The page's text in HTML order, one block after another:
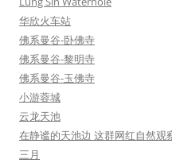
华欣火车站
佛系曼谷-卧佛寺
佛系曼谷-黎明寺
佛系曼谷-玉佛寺
小游蓉城
云龙天池
在静谧的天池边 这群网红自然观
三月